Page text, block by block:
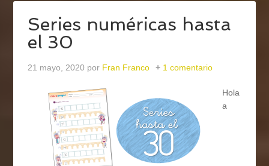
Series numéricas hasta
el 30
21 mayo, 2020 por Fran Franco 1 comentario
Hola
a